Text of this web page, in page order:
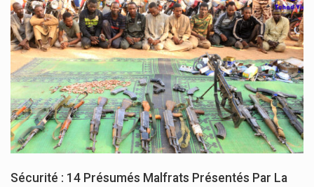
Sécurité : 14 Présumés Malfrats Présentés Par La